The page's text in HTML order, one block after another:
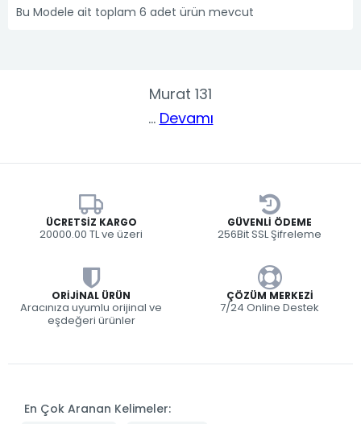
Bu Modele ait toplam 6 adet ürün mevcut
Murat 131
... Devamı
ÜCRETSIZ KARGO
20000.00 TL ve üzeri
GÜVENLI ÖDEME
256Bit SSL Şifreleme
ORIJINAL ÜRÜN
Aracınıza uyumlu orijinal ve
eşdeğeri ürünler
ÇÖZÜM MERKEZI
7/24 Online Destek
En Çok Aranan Kelimeler: